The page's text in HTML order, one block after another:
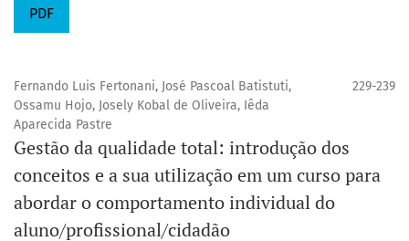
PDF
Fernando Luis Fertonani, José Pascoal Batistuti,
Ossamu Hojo, Josely Kobal de Oliveira, Iêda
Aparecida Pastre
229-239
Gestão da qualidade total: introdução dos
conceitos e a sua utilização em um curso para
abordar o comportamento individual do
aluno/profissional/cidadão